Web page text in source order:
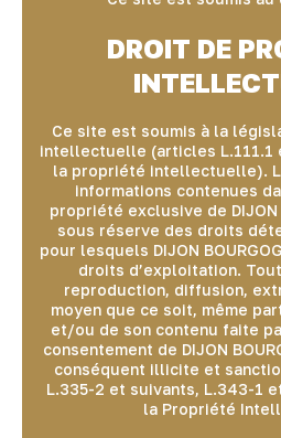
DROIT DE
Ce site est soumis à la
intellectuelle (articles L.111.1
la propriété intellectuelle).
informations contenues
propriété exclusive de DIJON
sous réserve des droits
pour lesquels DIJON
droits d’exploitation.
reproduction, diffusion,
moyen que ce soit, même
et/ou de son contenu faite
consentement de DIJON
conséquent illicite et
L.335-2 et suivants, L.343-1
la Propriété